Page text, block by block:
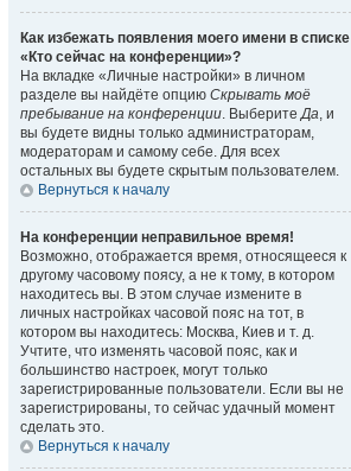
Как избежать появления моего имени в списке
«Кто сейчас на конференции»?
На вкладке «Личные настройки» в личном
разделе вы найдёте опцию Скрывать моё
пребывание на конференции. ВыберитеДа, и
вы будете видны только администраторам,
модераторам и самому себе. Для всех
остальных вы будете скрытым пользователем.
Вернуться к началу
На конференции неправильное время!
Возможно, отображается время, относящееся к
другому часовому поясу, а не к тому, в котором
находитесь вы. В этом случае измените в
личных настройках часовой пояс на тот, в
котором вы находитесь: Москва, Киев и т. д.
Учтите, что изменять часовой пояс, как и
большинство настроек, могут только
зарегистрированные пользователи. Если вы не
зарегистрированы, то сейчас удачный момент
сделать это.
Вернуться к началу